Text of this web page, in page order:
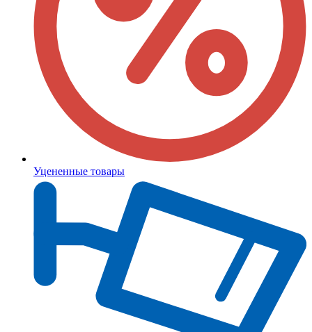
Уцененные товары